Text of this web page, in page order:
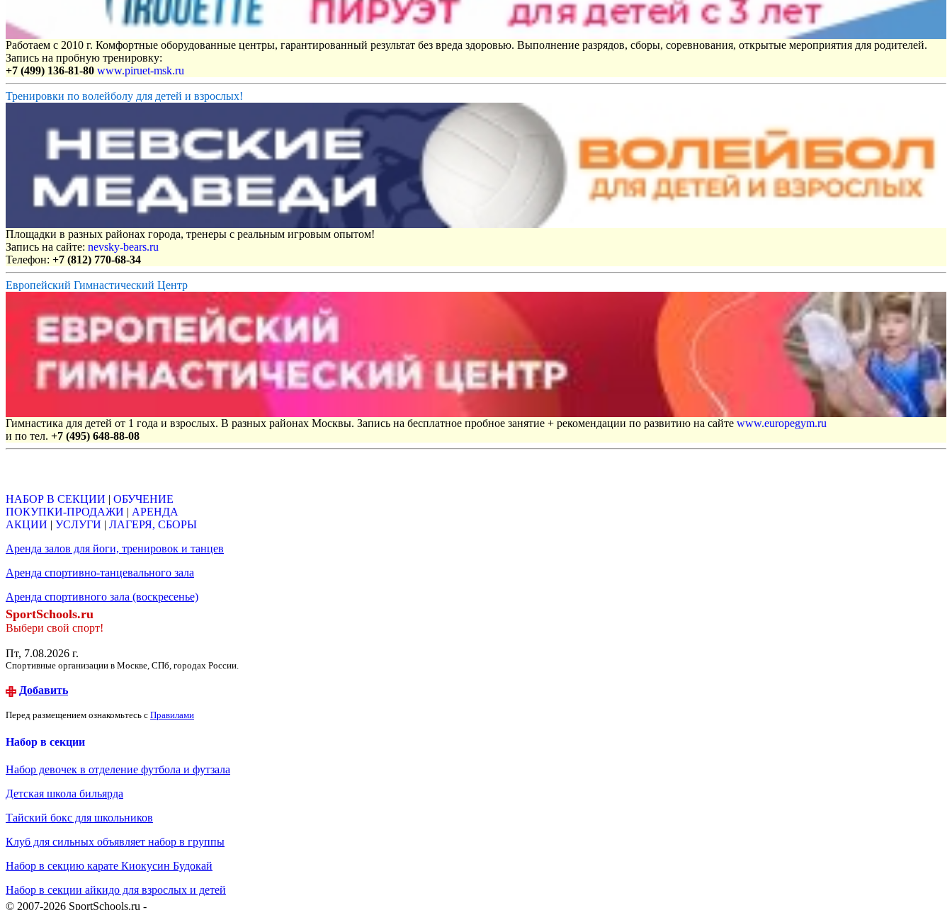
Работаем с 2010 г. Комфортные оборудованные центры, гарантированный результат без вреда здоровью. Выполнение разрядов, сборы, соревнования, открытые мероприятия для родителей.
Запись на пробную тренировку:
+7 (499) 136-81-80 www.piruet-msk.ru
Тренировки по волейболу для детей и взрослых!
Площадки в разных районах города, тренеры с реальным игровым опытом!
Запись на сайте: nevsky-bears.ru
Телефон: +7 (812) 770-68-34
Европейский Гимнастический Центр
Гимнастика для детей от 1 года и взрослых. В разных районах Москвы. Запись на бесплатное пробное занятие + рекомендации по развитию на сайте www.europegym.ru
и по тел. +7 (495) 648-88-08
НАБОР В СЕКЦИИ | ОБУЧЕНИЕ
ПОКУПКИ-ПРОДАЖИ | АРЕНДА
АКЦИИ | УСЛУГИ | ЛАГЕРЯ, СБОРЫ
Аренда залов для йоги, тренировок и танцев
Аренда спортивно-танцевального зала
Аренда спортивного зала (воскресенье)
SportSchools.ru
Выбери свой спорт!
Пт, 7.08.2026 г.
Спортивные организации в Москве, СПб, городах России.
Добавить
Перед размещением ознакомьтесь с Правилами
Набор в секции
Набор девочек в отделение футбола и футзала
Детская школа бильярда
Тайский бокс для школьников
Клуб для сильных объявляет набор в группы
Набор в секцию карате Киокусин Будокай
Набор в секции айкидо для взрослых и детей
© 2007-2026 SportSchools.ru -